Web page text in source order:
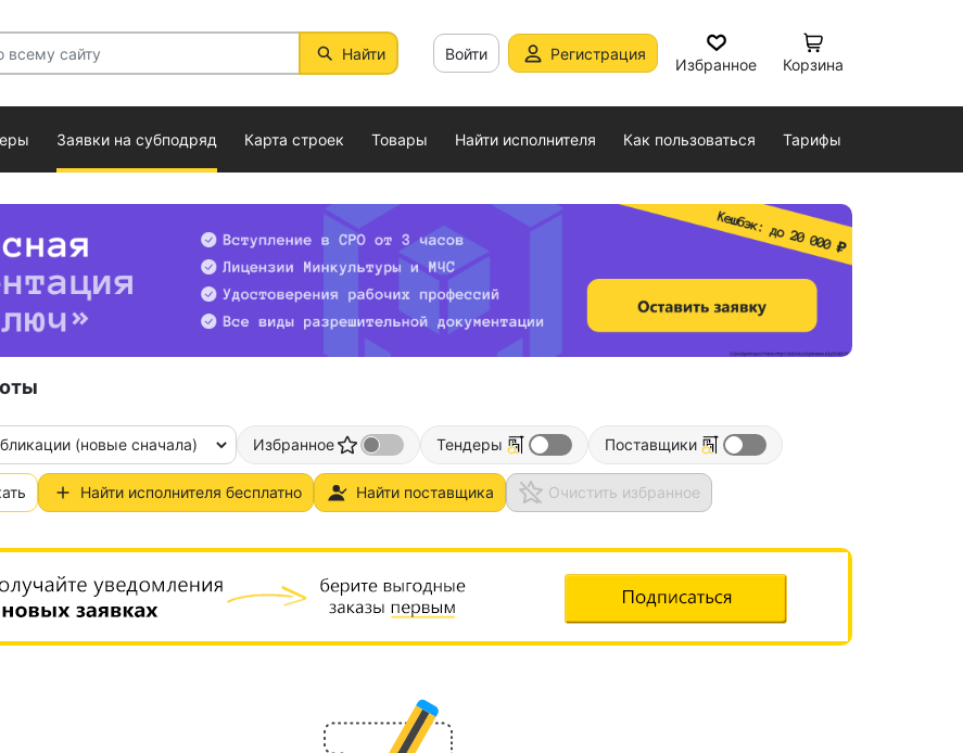
Найти Войти Регистрация
Избранное Корзина
Заявки на субподряд Карта строек Товары Найти исполнителя Как пользоваться Тарифы
(новые сначала) Избранное Тендеры Поставщики
Найти исполнителя бесплатно Найти поставщика Очистить избранное